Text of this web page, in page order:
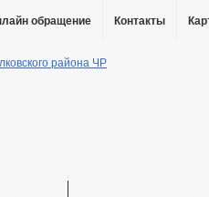
обращение Контакты